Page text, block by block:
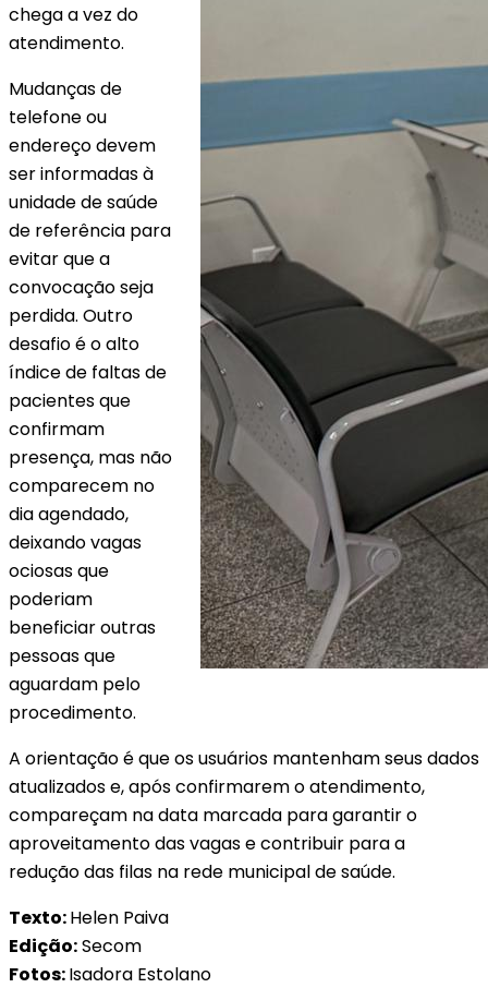
chega a vez do
atendimento.
Mudanças de
telefone ou
endereço devem
ser informadas à
unidade de saúde
de referência para
evitar que a
convocação seja
perdida. Outro
desafio é o alto
índice de faltas de
pacientes que
confirmam
presença, mas não
comparecem no
dia agendado,
deixando vagas
ociosas que
poderiam
beneficiar outras
pessoas que
aguardam pelo
procedimento.
A orientação é que os usuários mantenham seus dados
atualizados e, após confirmarem o atendimento,
compareçam na data marcada para garantir o
aproveitamento das vagas e contribuir para a
redução das filas na rede municipal de saúde.
Texto:Helen Paiva
Edição:Secom
Fotos:Isadora Estolano